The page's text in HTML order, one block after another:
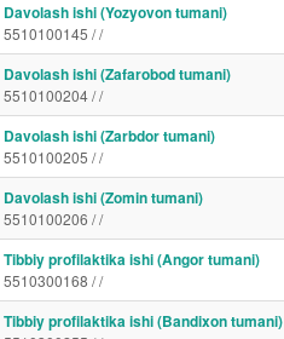
Davolash ishi (Yozyovon tumani)
5510100145 / /
Davolash ishi (Zafarobod tumani)
5510100204 / /
Davolash ishi (Zarbdor tumani)
5510100205 / /
Davolash ishi (Zomin tumani)
5510100206 / /
Tibbiy profilaktika ishi (Angor tumani)
5510300168 / /
Tibbiy profilaktika ishi (Bandixon tumani)